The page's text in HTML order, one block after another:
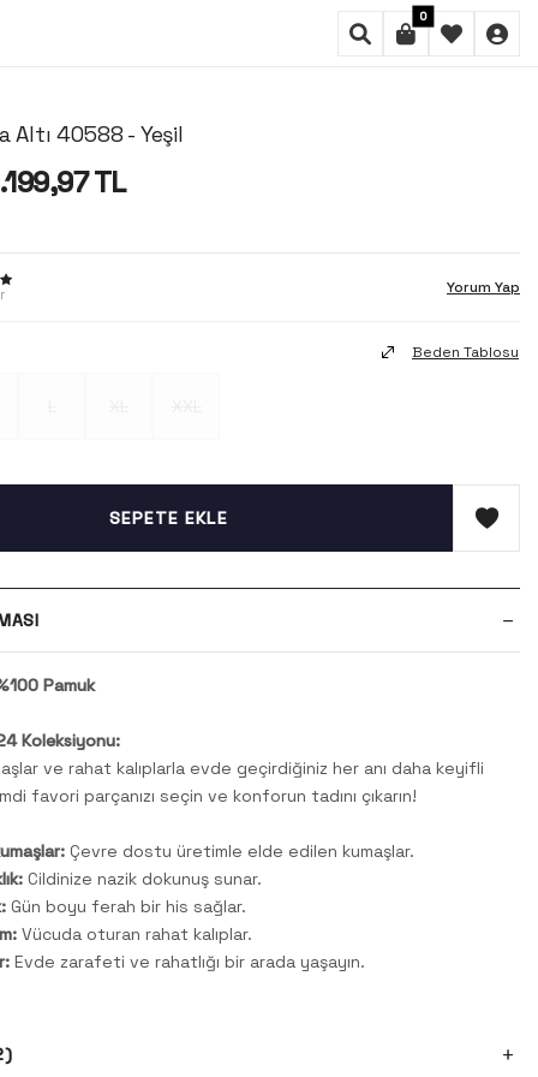
0
Altı 40588 - Yeşil
TL
Yorum Yap
Beden Tablosu
SEPETE EKLE
Pamuk
Koleksiyonu:
ve rahat kalıplarla evde geçirdiğiniz her anı daha keyifli
favori parçanızı seçin ve konforun tadını çıkarın!
Çevre dostu üretimle elde edilen kumaşlar.
Cildinize nazik dokunuş sunar.
Gün boyu ferah bir his sağlar.
Vücuda oturan rahat kalıplar.
Evde zarafeti ve rahatlığı bir arada yaşayın.